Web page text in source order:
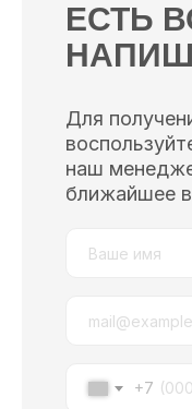
ЕСТЬ
Для
наш
ближайшее
+7